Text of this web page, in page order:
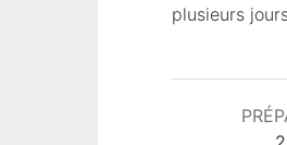
plusieurs